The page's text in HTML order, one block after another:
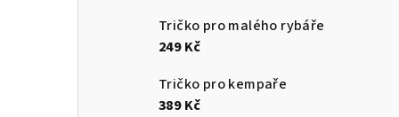
Tričko pro malého rybáře
249 Kč
Tričko pro kempaře
389 Kč